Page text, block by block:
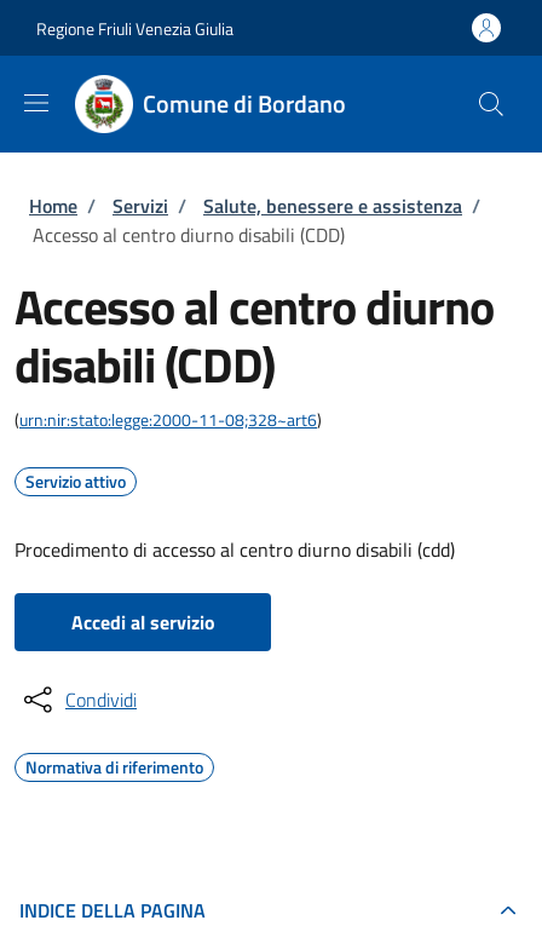
Regione Friuli Venezia Giulia
Comune di Bordano
Briciole di pane
Home / Servizi / Salute, benessere e assistenza /
Accesso al centro diurno disabili (CDD)
Accesso al centro diurno
disabili (CDD)
(urn:nir:stato:legge:2000-11-08;328~art6)
Servizio attivo
Procedimento di accesso al centro diurno disabili (cdd)
Accedi al servizio
Condividi
Normativa di riferimento
INDICE DELLA PAGINA